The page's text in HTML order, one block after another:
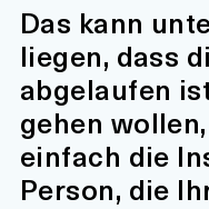
Das kann
liegen, dass
abgelaufen
gehen
einfach die
Person, die